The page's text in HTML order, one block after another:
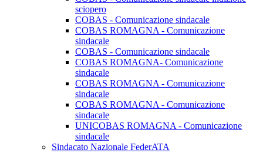
sciopero
COBAS - Comunicazione sindacale
COBAS ROMAGNA - Comunicazione
sindacale
COBAS - Comunicazione sindacale
COBAS ROMAGNA- Comunicazione
sindacale
COBAS ROMAGNA - Comunicazione
sindacale
COBAS ROMAGNA - Comunicazione
sindacale
UNICOBAS ROMAGNA - Comunicazione
sindacale
Sindacato Nazionale FederATA